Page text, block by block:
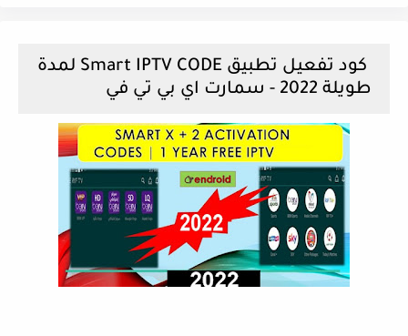
كود تفعيل تطبيق Smart IPTV CODE لمدة
طويلة 2022 - سمارت اي بي تي في